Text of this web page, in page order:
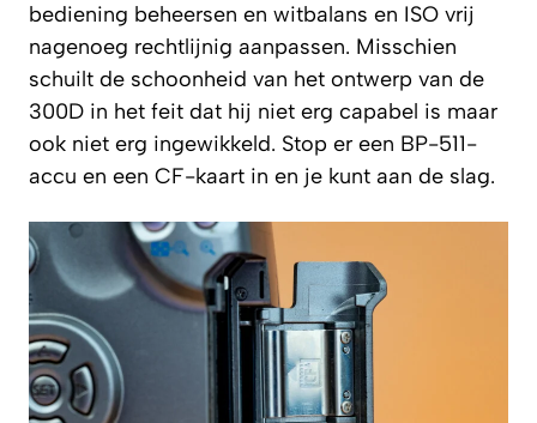
bediening beheersen en witbalans en ISO vrij
nagenoeg rechtlijnig aanpassen. Misschien
schuilt de schoonheid van het ontwerp van de
300D in het feit dat hij niet erg capabel is maar
ook niet erg ingewikkeld. Stop er een BP-511-
accu en een CF-kaart in en je kunt aan de slag.